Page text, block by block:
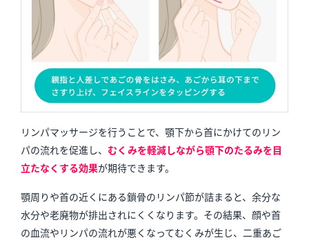
リンパマッサージを行うことで、顎下から首にかけてのリン
パの流れを促進し、 むくみを軽減しながら顎下のたるみを目
立たなくする効果が期待できます。
顎周りや首の近くにある鎖骨のリンパ節が詰まると、余分な
水分や老廃物が排出されにくくなります。その結果、顔や首
の血流やリンパの流れが悪くなってむくみが生じ、二重あご